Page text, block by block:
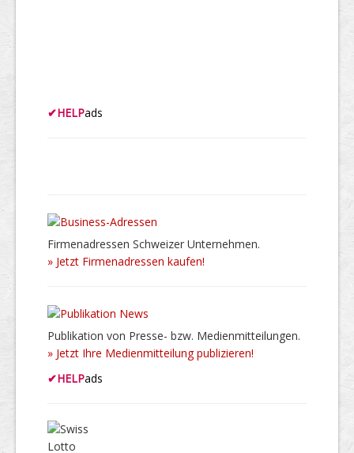
✔HELPads
Firmenadressen Schweizer Unternehmen.
» Jetzt Firmenadressen kaufen!
Publikation von Presse- bzw. Medienmitteilungen.
» Jetzt Ihre Medienmitteilung publizieren!
✔HELPads